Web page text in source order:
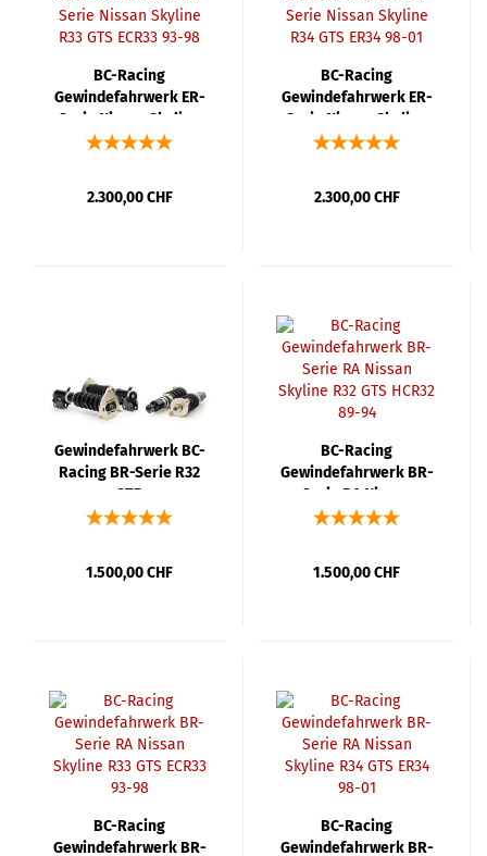
BC-Racing
Gewindefahrwerk ER-
Serie Nissan Skyline
R33 GTS ECR33 93-98
2.300,00 CHF
BC-Racing
Gewindefahrwerk ER-
Serie Nissan Skyline
R34 GTS ER34 98-01
2.300,00 CHF
Gewindefahrwerk BC-
Racing BR-Serie R32
GTR
1.500,00 CHF
BC-Racing
Gewindefahrwerk BR-
Serie RA Nissan
Skyline R32 GTS HCR32
1.500,00 CHF
BC-Racing
Gewindefahrwerk BR-
BC-Racing
Gewindefahrwerk BR-